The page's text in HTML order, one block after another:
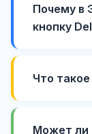
Почему в
кнопку
Что
Может ли